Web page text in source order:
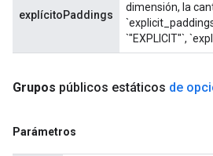
explícitoPaddings
dimensión, la
`"EXPLICIT"`,
Grupos públicos estáticos de
Parámetros